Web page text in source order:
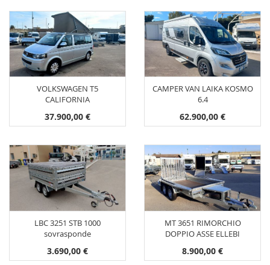
VOLKSWAGEN T5
CALIFORNIA
37.900,00 €
CAMPER VAN LAIKA KOSMO
6.4
62.900,00 €
LBC 3251 STB 1000
sovrasponde
3.690,00 €
MT 3651 RIMORCHIO
DOPPIO ASSE ELLEBI
8.900,00 €